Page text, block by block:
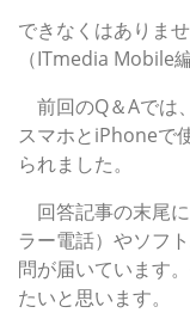
できなくはありま
（ITmedia Mobile
前回のQ＆Aでは
スマホとiPhoneで
られました。
回答記事の末尾
ラー電話）やソフ
問が届いています
たいと思います。